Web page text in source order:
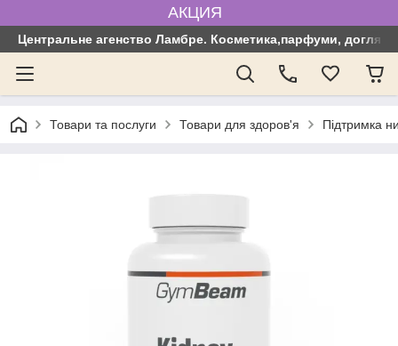
АКЦИЯ
Центральне агенство Ламбре. Косметика,парфуми, догляд
Товари та послуги Товари для здоров'я Підтримка